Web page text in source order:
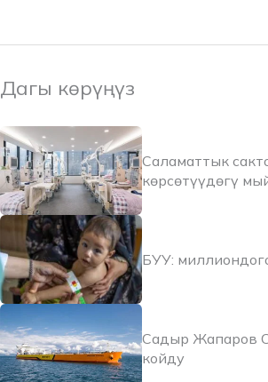
Дагы көрүңүз
Саламаттык
көрсөтүүдөгү
БУУ:
Садыр Жапаров
койду